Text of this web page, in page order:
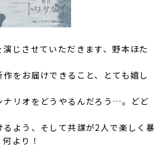
じさせていただきます、野本ほた
をお届けできること、とても嬉し
ナリオをどうやるんだろう…。どど
よう、そして共謀が2人で楽しく暴
より！